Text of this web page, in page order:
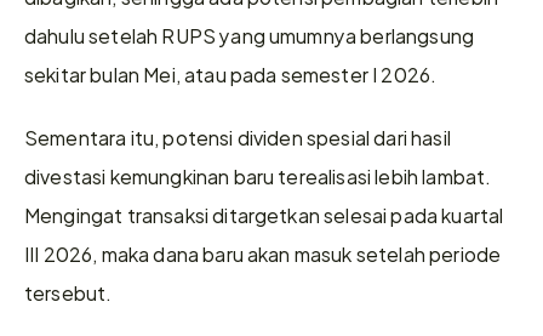
dahulu setelah RUPS yang umumnya berlangsung
sekitar bulan Mei, atau pada semester I 2026.
Sementara itu, potensi dividen spesial dari hasil
divestasi kemungkinan baru terealisasi lebih lambat.
Mengingat transaksi ditargetkan selesai pada kuartal
III 2026, maka dana baru akan masuk setelah periode
tersebut.